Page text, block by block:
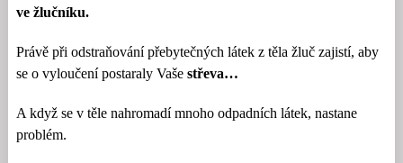
ve žlučníku.
Právě při odstraňování přebytečných látek z těla žluč zajistí, aby
se o vyloučení postaraly Vaše střeva…
A když se v těle nahromadí mnoho odpadních látek, nastane
problém.